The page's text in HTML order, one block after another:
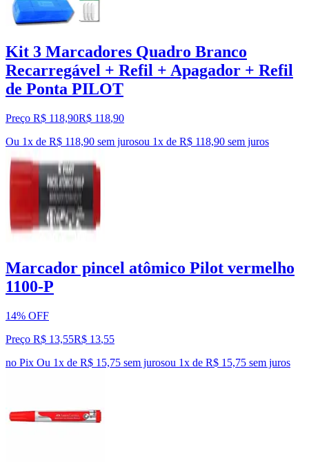
Kit 3 Marcadores Quadro Branco
Recarregável + Refil + Apagador + Refil
de Ponta PILOT
Preço R$ 118,90R$ 118,90
Ou 1x de R$ 118,90 sem jurosou 1x de R$ 118,90 sem juros
Marcador pincel atômico Pilot vermelho
1100-P
14% OFF
Preço R$ 13,55R$ 13,55
no Pix Ou 1x de R$ 15,75 sem jurosou 1x de R$ 15,75 sem juros